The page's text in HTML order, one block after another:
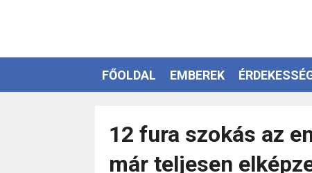
FŐOLDAL EMBEREK
12 fura szokás az
már teljesen